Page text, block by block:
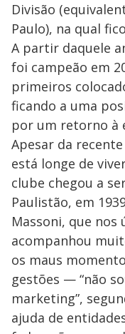
Divisão
Paulo), na qual
A partir daquele
foi campeão em
primeiros
ficando a uma
por um retorno à
Apesar da
está longe de
clube chegou a
Paulistão, em
Massoni, que
acompanhou
os maus
gestões — “não
marketing”,
ajuda de